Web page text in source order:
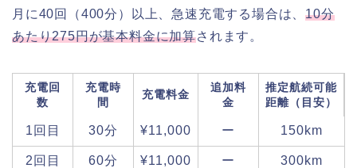
月に40回（400分）以上、急速充電する場合は、10分
あたり275円が基本料金に加算されます。
充電回
数
充電時
間
充電料金
追加料
金
推定航続可能
距離（目安）
1回目 30分 ¥11,000 ー 150km
2回目 60分 ¥11,000 ー 300km